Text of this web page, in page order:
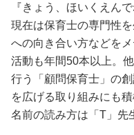
『きょう、ほいくえん
現在は保育士の専門性
への向き合い方などを
活動も年間50本以上。
行う「顧問保育士」の
を広げる取り組みにも
名前の読み方は「T」先